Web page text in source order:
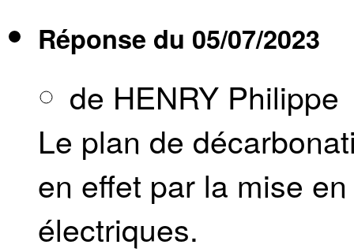
Réponse du 05/07/2023
de HENRY Philippe
Le plan de
en effet par la mise
électriques.